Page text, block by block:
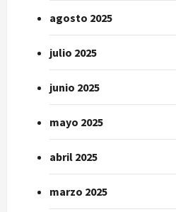
agosto 2025
julio 2025
junio 2025
mayo 2025
abril 2025
marzo 2025